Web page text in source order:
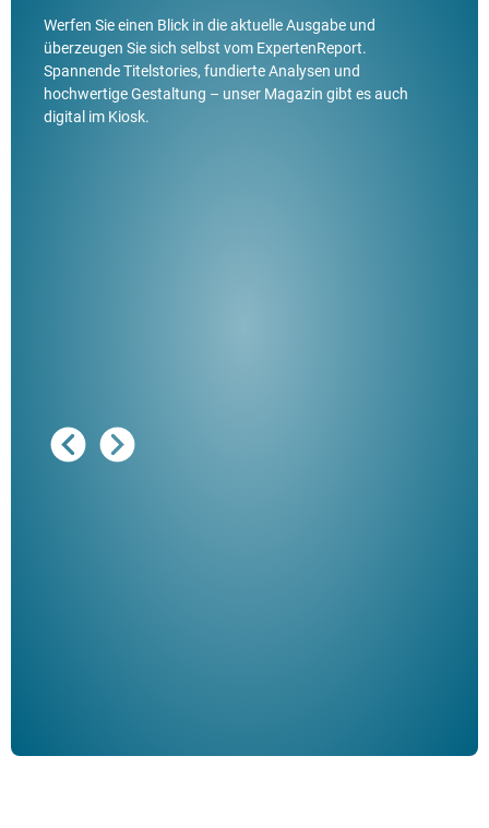
Werfen Sie einen Blick in die aktuelle Ausgabe und
überzeugen Sie sich selbst vom ExpertenReport.
Spannende Titelstories, fundierte Analysen und
hochwertige Gestaltung – unser Magazin gibt es auch
digital im Kiosk.